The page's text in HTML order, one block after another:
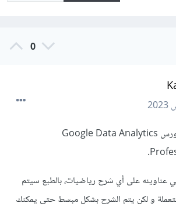
0
في حال كنت تقصد الكورس Google Data Analytics
عناوينه على أي شرح رياضيات، بالطبع سيتم
و لكن يتم الشرح بشكل مبسط حتى يمكنك